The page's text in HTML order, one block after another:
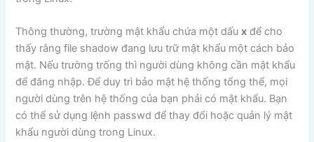
Thông thường, trường mật khẩu chứa một dấux để cho
thấy rằng file shadow đang lưu trữ mật khẩu một cách bảo
mật. Nếu trường trống thì người dùng không cần mật khẩu
để đăng nhập. Để duy trì bảo mật hệ thống tổng thể, mọi
người dùng trên hệ thống của bạn phải có mật khẩu. Bạn
có thể sử dụng lệnh passwd để thay đổi hoặc quản lý mật
khẩu người dùng trong Linux.